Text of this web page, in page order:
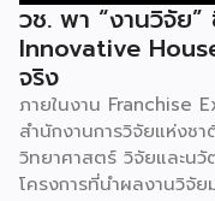
วช. พา “งานวิจัย”
Innovative
จริง
ภายในงาน Franchise
สำนักงานการวิจัยแห่งช
วิทยาศาสตร์ วิจัยและน
โครงการที่นำผลงานวิจั